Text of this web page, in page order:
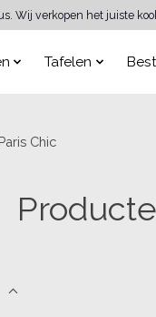
Wij verkopen het juiste
Tafelen
Chic